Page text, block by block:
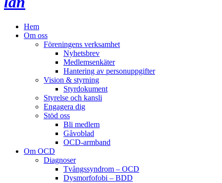
Hem
Om oss
Föreningens verksamhet
Nyhetsbrev
Medlemsenkäter
Hantering av personuppgifter
Vision & styrning
Styrdokument
Styrelse och kansli
Engagera dig
Stöd oss
Bli medlem
Gåvoblad
OCD-armband
Om OCD
Diagnoser
Tvångssyndrom – OCD
Dysmorfofobi – BDD